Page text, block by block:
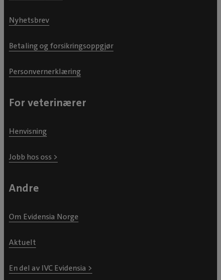
Nyhetsbrev
Betaling og forsikringsoppgjør
Personvernerklæring
For veterinærer
Henvisning
Jobb hos oss >
Andre
Om Evidensia Norge
Aktuelt
En del av IVC Evidensia >